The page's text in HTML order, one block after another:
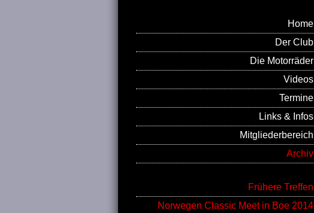
Home
Der Club
Die Motorräder
Videos
Termine
Links & Infos
Mitgliederbereich
Archiv
Frühere Treffen
Norwegen Classic Meet in Boe 2014